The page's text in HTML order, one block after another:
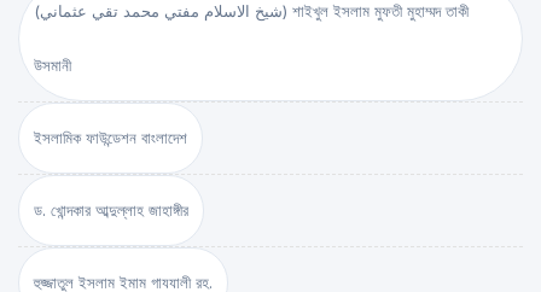
(شيخ الاسلام مفتي محمد تقي عثماني) শাইখুল ইসলাম মুফতী মুহাম্মদ তাকী
উসমানী
ইসলামিক ফাউন্ডেশন বাংলাদেশ
ড. খোন্দকার আব্দুল্লাহ জাহাঙ্গীর
হুজ্জাতুল ইসলাম ইমাম গাযযালী রহ.